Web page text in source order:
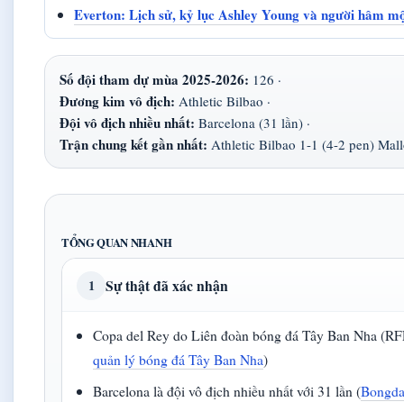
Everton: Lịch sử, kỷ lục Ashley Young và người hâm
Số đội tham dự mùa 2025-2026: 126 ·
Đương kim vô địch: Athletic Bilbao ·
Đội vô địch nhiều nhất: Barcelona (31 lần) ·
Trận chung kết gần nhất: Athletic Bilbao 1-1 (4-2 pen)
TỔNG QUAN NHANH
1 Sự thật đã xác nhận
Copa del Rey do Liên đoàn bóng đá Tây Ban Nha
quản lý bóng đá Tây Ban Nha)
Barcelona là đội vô địch nhiều nhất với 31 lần (